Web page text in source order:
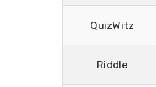
QuizWitz
Riddle